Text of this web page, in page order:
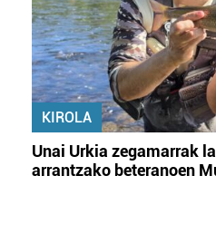
KIROLA
Unai Urkia zegamarrak
arrantzako beteranoen